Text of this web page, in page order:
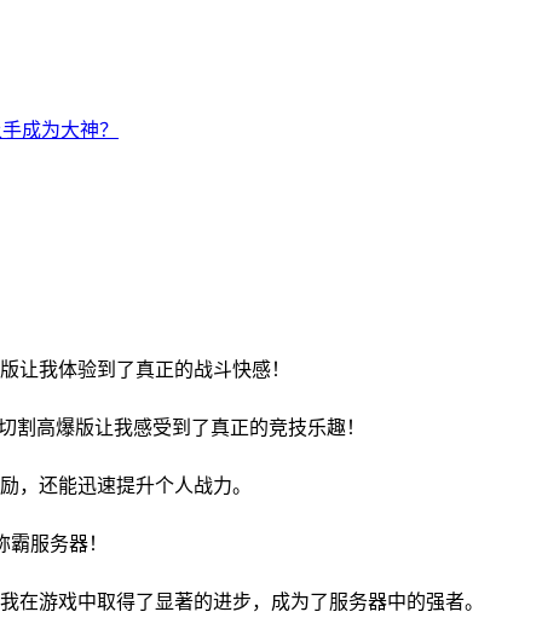
成为大神？
让我体验到了真正的战斗快感！
高爆版让我感受到了真正的竞技乐趣！
，还能迅速提升个人战力。
服务器！
游戏中取得了显著的进步，成为了服务器中的强者。